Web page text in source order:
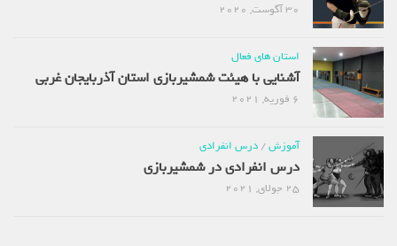
استان های فعال
آشنایی با هیئت شمشیربازی استان آذربایجان غربی
آموزش/درس انفرادی
درس انفرادی در شمشیربازی